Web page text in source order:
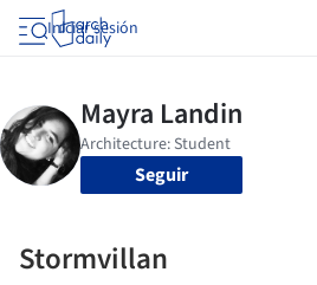
Iniciar sesión
Seguir
Stormvillan